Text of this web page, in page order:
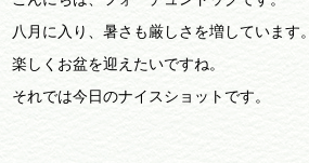
八月に入り、暑さも厳しさを増しています。
楽しくお盆を迎えたいですね。
それでは今日のナイスショットです。